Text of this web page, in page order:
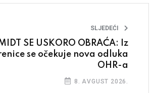
SLJEDEĆI
SE USKORO OBRAĆA: Iz
se očekuje nova odluka
OHR-a
8. AVGUST 2026.